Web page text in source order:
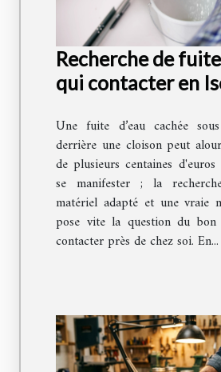
Recherche de fuite
qui contacter en
Une fuite d’eau cachée
derrière une cloison peut
de plusieurs centaines
se manifester ; la
matériel adapté et une vraie
pose vite la question du
contacter près de chez soi. En...